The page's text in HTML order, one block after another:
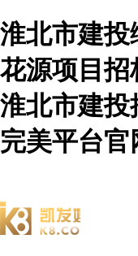
淮北市建
花源项目招
淮北市建投
完美平台官